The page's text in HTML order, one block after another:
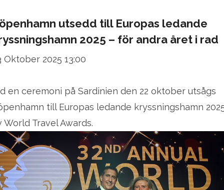
utsedd till Europas ledande
2025 – för andra året i rad
Oktober 2025 13:00
en ceremoni på Sardinien den 22 oktober utsågs
till Europas ledande kryssningshamn
World Travel Awards.